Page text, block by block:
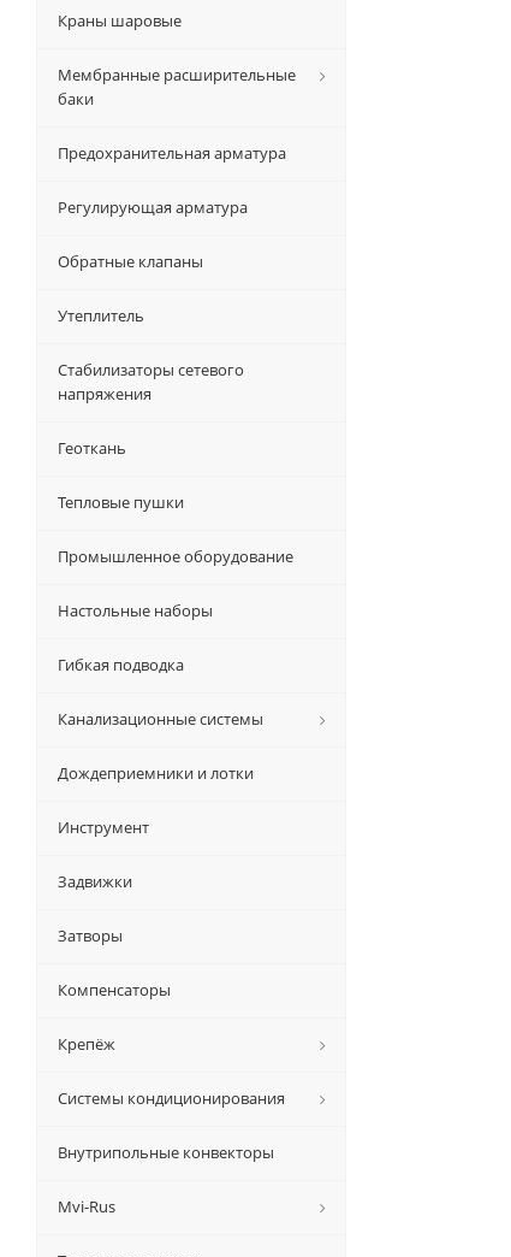
Краны шаровые
Мембранные расширительные
баки
Предохранительная арматура
Регулирующая арматура
Обратные клапаны
Утеплитель
Стабилизаторы сетевого
напряжения
Геоткань
Тепловые пушки
Промышленное оборудование
Настольные наборы
Гибкая подводка
Канализационные системы
Дождеприемники и лотки
Инструмент
Задвижки
Затворы
Компенсаторы
Крепёж
Системы кондиционирования
Внутрипольные конвекторы
Mvi-Rus